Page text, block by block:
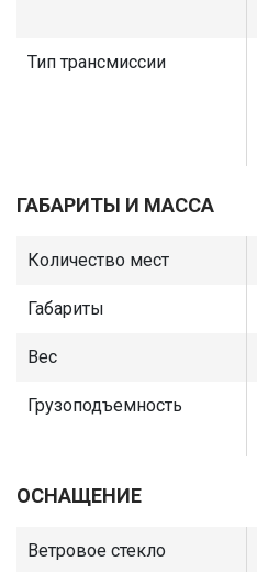
15 000 ₽
Тип трансмиссии
ГАБАРИТЫ И МАССА
Количество мест
Габариты
Вес
Грузоподъемность
ОСНАЩЕНИЕ
Ветровое стекло